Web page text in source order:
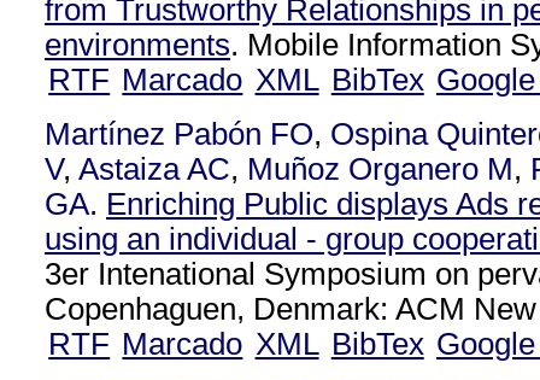
from Trustworthy Relationships in
environments. Mobile Information
RTF Marcado XML BibTex
Martínez Pabón FO, Ospina
V, Astaiza AC, Muñoz Organero M,
GA. Enriching Public displays Ads
using an individual - group
3er Intenational Symposium on
Copenhaguen, Denmark: ACM
RTF Marcado XML BibTex